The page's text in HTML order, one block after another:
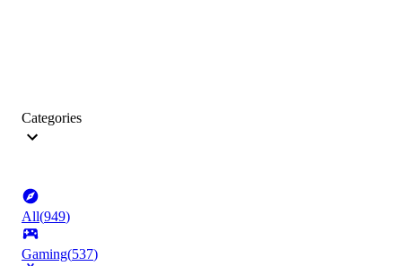
Categories
All(949)
Gaming(537)